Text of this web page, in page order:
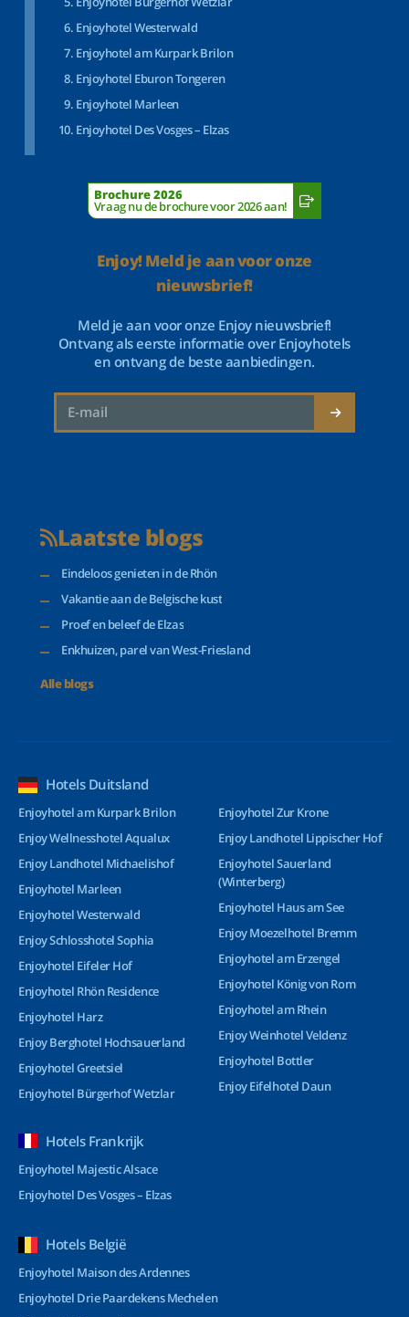
Enjoyhotel Westerwald
Enjoyhotel am Kurpark Brilon
Enjoyhotel Eburon Tongeren
Enjoyhotel Marleen
Enjoyhotel Des Vosges – Elzas
Brochure 2026
Vraag nu de brochure voor 2026 aan!
Enjoy! Meld je aan voor onze
nieuwsbrief!
Meld je aan voor onze Enjoy nieuwsbrief!
Ontvang als eerste informatie over Enjoyhotels
en ontvang de beste aanbiedingen.
Laatste blogs
Eindeloos genieten in de Rhön
Vakantie aan de Belgische kust
Proef en beleef de Elzas
Enkhuizen, parel van West-Friesland
Alle blogs
Hotels Duitsland
Enjoyhotel am Kurpark Brilon
Enjoy Wellnesshotel Aqualux
Enjoy Landhotel Michaelishof
Enjoyhotel Marleen
Enjoyhotel Westerwald
Enjoy Schlosshotel Sophia
Enjoyhotel Eifeler Hof
Enjoyhotel Rhön Residence
Enjoyhotel Harz
Enjoy Berghotel Hochsauerland
Enjoyhotel Greetsiel
Enjoyhotel Bürgerhof Wetzlar
Enjoyhotel Zur Krone
Enjoy Landhotel Lippischer Hof
Enjoyhotel Sauerland
(Winterberg)
Enjoyhotel Haus am See
Enjoy Moezelhotel Bremm
Enjoyhotel am Erzengel
Enjoyhotel König von Rom
Enjoyhotel am Rhein
Enjoy Weinhotel Veldenz
Enjoyhotel Bottler
Enjoy Eifelhotel Daun
Hotels Frankrijk
Enjoyhotel Majestic Alsace
Enjoyhotel Des Vosges – Elzas
Hotels België
Enjoyhotel Maison des Ardennes
Enjoyhotel Drie Paardekens Mechelen